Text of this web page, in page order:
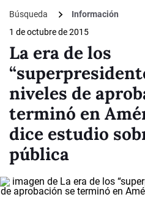
Búsqueda
Información
1 de octubre de 2015
La era de los
niveles de
terminó en
dice estudio
pública